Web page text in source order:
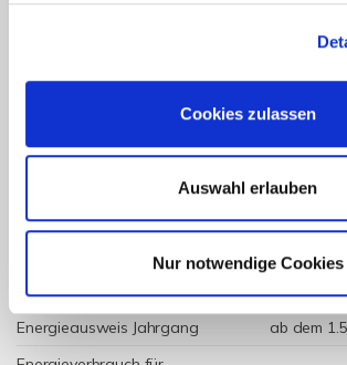
Cookies zulassen
Auswahl erlauben
Nur notwendige Cookies
Luft-/
Energieausweis gültig bis
2033-10-
Energieausweis Jahrgang
ab dem